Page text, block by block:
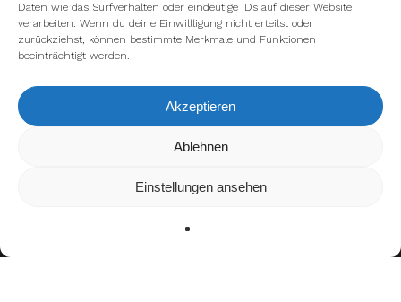
Daten wie das Surfverhalten oder eindeutige IDs auf dieser Website
verarbeiten. Wenn du deine Einwillligung nicht erteilst oder
zurückziehst, können bestimmte Merkmale und Funktionen
beeinträchtigt werden.
Akzeptieren
Ablehnen
Einstellungen ansehen
Wir verwenden Cookies, um dir die bestmögliche Erfahrung
wir verwenden oder sie ausschalten.